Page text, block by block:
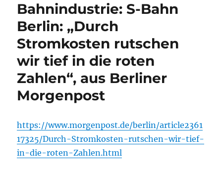
Bahnindustrie: S-Bahn
Berlin: „Durch
Stromkosten rutschen
wir tief in die roten
Zahlen“, aus Berliner
Morgenpost
https://www.morgenpost.de/berlin/article2361
17325/Durch-Stromkosten-rutschen-wir-tief-
in-die-roten-Zahlen.html